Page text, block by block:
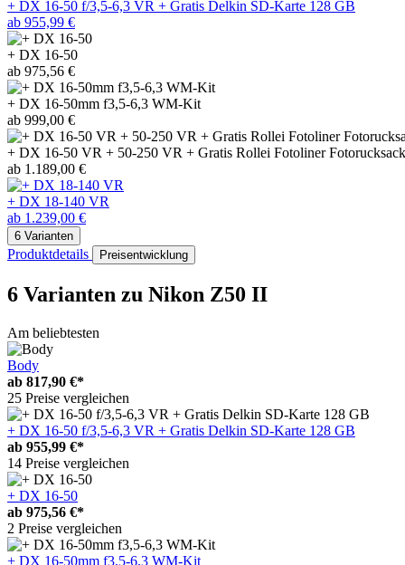
+ DX 16-50 f/3,5-6,3 VR + Gratis Delkin SD-Karte 128 GB
ab 955,99 €
+ DX 16-50
ab 975,56 €
+ DX 16-50mm f3,5-6,3 WM-Kit
ab 999,00 €
+ DX 16-50 VR + 50-250 VR + Gratis Rollei Fotoliner
ab 1.189,00 €
+ DX 18-140 VR
ab 1.239,00 €
6 Varianten
Produktdetails Preisentwicklung
6 Varianten zu Nikon Z50 II
Am beliebtesten
Body
ab 817,90 €*
25 Preise vergleichen
+ DX 16-50 f/3,5-6,3 VR + Gratis Delkin SD-Karte 128 GB
ab 955,99 €*
14 Preise vergleichen
+ DX 16-50
ab 975,56 €*
2 Preise vergleichen
+ DX 16-50mm f3,5-6,3 WM-Kit